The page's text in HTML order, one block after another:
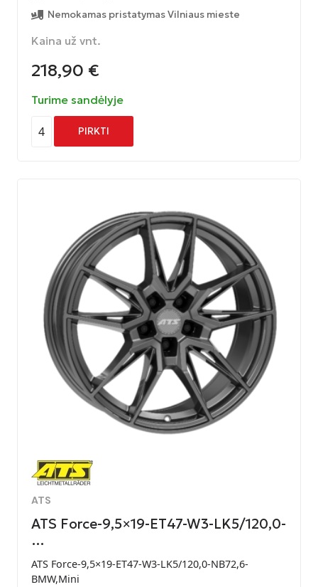
Nemokamas pristatymas Vilniaus mieste
Kaina už vnt.
218,90 €
Turime sandėlyje
4 PIRKTI
ATS
ATS Force-9,5×19-ET47-W3-LK5/120,0-
…
ATS Force-9,5×19-ET47-W3-LK5/120,0-NB72,6-
BMW,Mini